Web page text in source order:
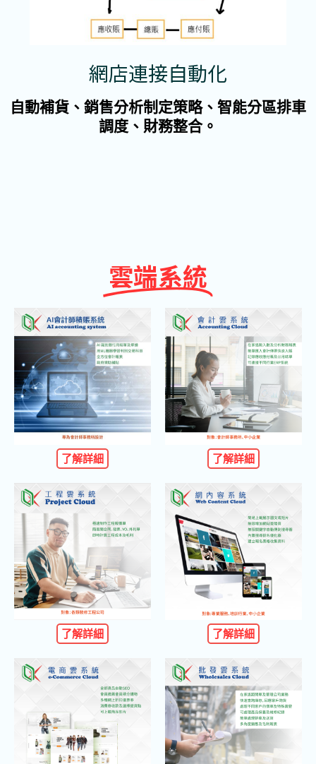
網店連接自動化
自動補貨、銷售分析制定策略、智能分區排車
調度、財務整合。
雲端系統
了解詳細 了解詳細
了解詳細 了解詳細